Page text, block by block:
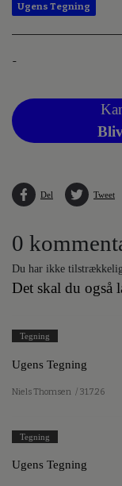
Ugens Tegning
-
Del Tweet
0
Du har ikke
Det skal du også
Tegning
Ugens Tegning
Niels Thomsen / 31.7.26
Tegning
Ugens Tegning